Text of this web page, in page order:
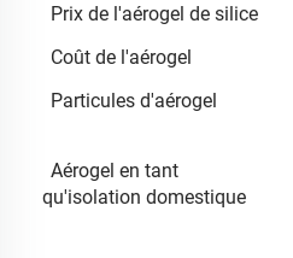
Prix de l'aérogel de silice
Coût de l'aérogel
Particules d'aérogel
Aérogel en tant
qu'isolation domestique